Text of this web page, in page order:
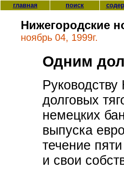
главная поиск
Нижегородские
ноябрь 04, 1999г.
Одним
долговых
немецких
выпуска
течение
и свои